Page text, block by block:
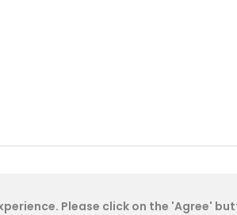
Please click on the 'Agree'